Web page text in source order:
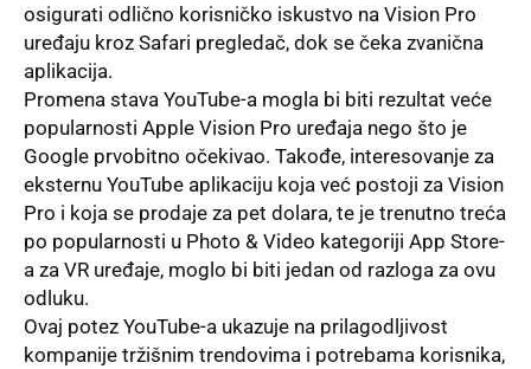
osigurati odlično korisničko iskustvo na Vision Pro
uređaju kroz Safari pregledač, dok se čeka zvanična
aplikacija.
Promena stava YouTube-a mogla bi biti rezultat veće
popularnosti Apple Vision Pro uređaja nego što je
Google prvobitno očekivao. Takođe, interesovanje za
eksternu YouTube aplikaciju koja već postoji za Vision
Pro i koja se prodaje za pet dolara, te je trenutno treća
po popularnosti u Photo & Video kategoriji App Store-
a za VR uređaje, moglo bi biti jedan od razloga za ovu
odluku.
Ovaj potez YouTube-a ukazuje na prilagodljivost
kompanije tržišnim trendovima i potrebama korisnika,